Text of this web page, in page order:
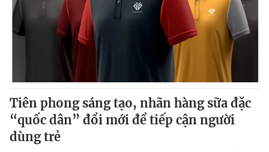
Tiên phong sáng tạo, nhãn hàng sữa đặc
“quốc dân” đổi mới để tiếp cận người
dùng trẻ